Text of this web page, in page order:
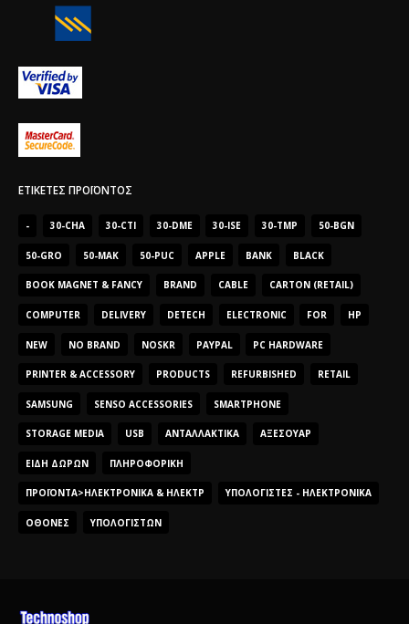
ΕΤΙΚΈΤΕΣ ΠΡΟΪΌΝΤΟΣ
- 30-CHA 30-CTI 30-DME 30-ISE 30-TMP 50-BGN
50-GRO 50-MAK 50-PUC APPLE BANK BLACK
BOOK MAGNET & FANCY BRAND CABLE CARTON (RETAIL)
COMPUTER DELIVERY DETECH ELECTRONIC FOR HP
NEW NO BRAND NOSKR PAYPAL PC HARDWARE
PRINTER & ACCESSORY PRODUCTS REFURBISHED RETAIL
SAMSUNG SENSO ACCESSORIES SMARTPHONE
STORAGE MEDIA USB ΑΝΤΑΛΛΑΚΤΙΚΆ ΑΞΕΣΟΥΆΡ
ΕΊΔΗ ΔΏΡΩΝ ΠΛΗΡΟΦΟΡΙΚΉ
ΠΡΟΪΌΝΤΑ>ΗΛΕΚΤΡΟΝΙΚΆ & ΗΛΕΚΤΡ ΥΠΟΛΟΓΙΣΤΈΣ - ΗΛΕΚΤΡΟΝΙΚΆ
ΟΘΌΝΕΣ ΥΠΟΛΟΓΙΣΤΏΝ